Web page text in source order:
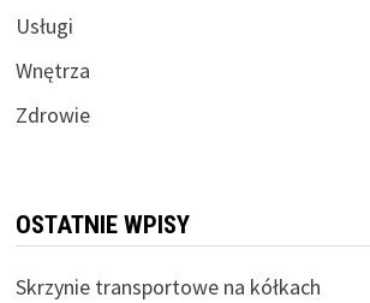
Usługi
Wnętrza
Zdrowie
OSTATNIE WPISY
Skrzynie transportowe na kółkach